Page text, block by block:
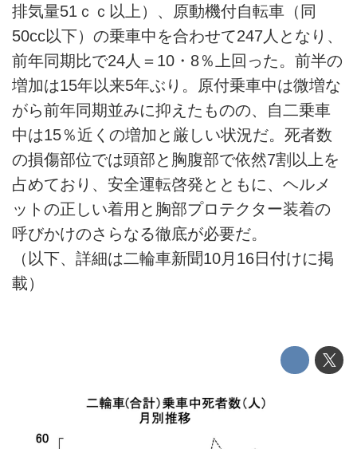
排気量51ｃｃ以上）、原動機付自転車（同
50cc以下）の乗車中を合わせて247人となり、
前年同期比で24人＝10・8％上回った。前半の
増加は15年以来5年ぶり。原付乗車中は微増な
がら前年同期並みに抑えたものの、自二乗車
中は15％近くの増加と厳しい状況だ。死者数
の損傷部位では頭部と胸腹部で依然7割以上を
占めており、安全運転啓発とともに、ヘルメ
ットの正しい着用と胸部プロテクター装着の
呼びかけのさらなる徹底が必要だ。
（以下、詳細は二輪車新聞10月16日付けに掲
載）